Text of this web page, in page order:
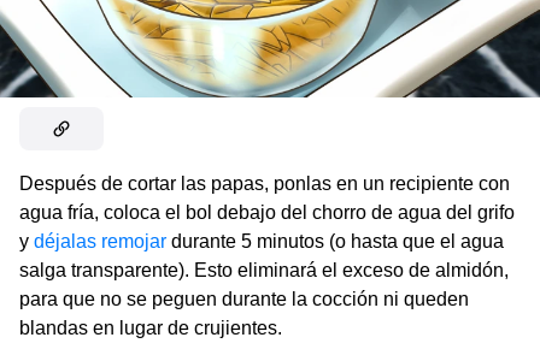
Después de cortar las papas, ponlas en un recipiente con
agua fría, coloca el bol debajo del chorro de agua del grifo
y déjalas remojar durante 5 minutos (o hasta que el agua
salga transparente). Esto eliminará el exceso de almidón,
para que no se peguen durante la cocción ni queden
blandas en lugar de crujientes.